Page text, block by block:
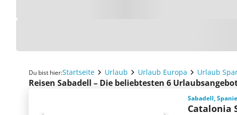
Du bist hier:Startseite Urlaub Urlaub Europa Urlaub
Reisen Sabadell – Die beliebtesten 6
Sabadell,
Catalonia